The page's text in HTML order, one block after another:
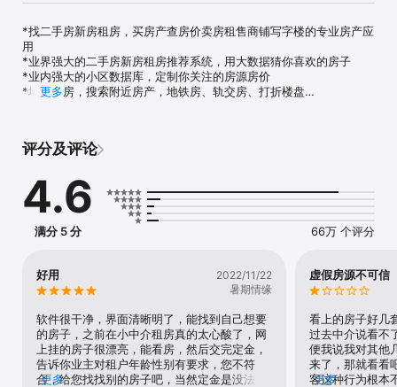
*找二手房新房租房，买房产查房价卖房租售商铺写字楼的专业房产应
用
*业界强大的二手房新房租房推荐系统，用大数据猜你喜欢的房子
*业内强大的小区数据库，定制你关注的房源房价
*地图搜房，搜索附近房产，地铁房、轨交房、打折楼盘
*定制房价：小区房价、房价走势、房价评估
*新房折扣：新房团购，免费班车，特惠新盘
*商业地产：商铺写字楼出租出售，商务楼办公室租赁
*房产工具：房贷计算器、房产百科、二手房新房看房笔记
*房东委托：委托卖房、专属房东房源房价展示、房东房源管理
*装修设计：靠谱装修公司、省心套餐模式、实用设计方案、灵感美
-----联系我们-----
如在使用过程中遇到任何问题，请联系我们：
- 在线帮助：进入我的-设置-建议与反馈进行提交
- 客服热线：4006209008（服务时间：9:00-18:00）
更多
评分及评论
4.6
满分 5 分 66万 个评分
好用
2022/11/22
暑期情缘
软件很干净，界面清晰明了，能找到自己想要
的房子，之前在小中介租房真的太心酸了，网
上挂的房子很漂亮，能看房，然后交完定金，
告诉你业主对租户年龄性别有要求，您不符
合，给您找找别的房子吧，当然定金是没法退
更多
虚假房源不可信
看上的房子好几
过去中介说看不
便我说我对其他
来了，那就看看
客这种行为根本
更多